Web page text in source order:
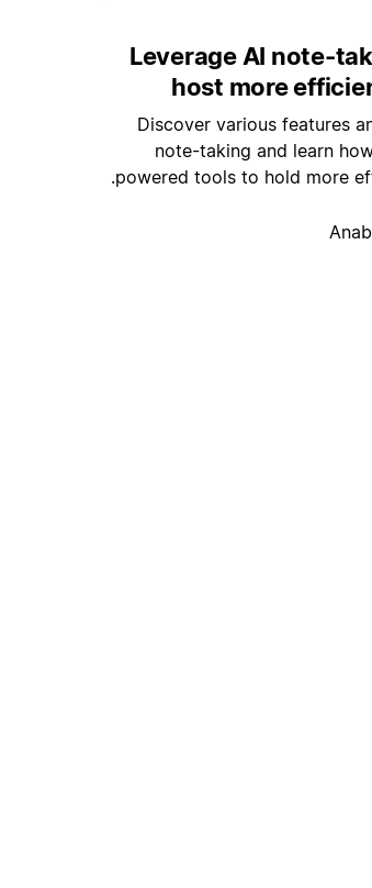
Leverage AI note-
host more
Discover various features
note-taking and learn
powered tools to hold more